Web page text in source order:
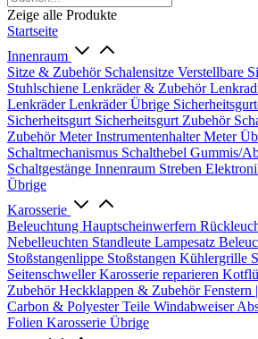
Zeige alle Produkte
Startseite
Innenraum
Sitze & Zubehör Schalensitze Verstellbare
Stuhlschiene Lenkräder & Zubehör
LenkräderLenkräder Übrige
Sicherheitsgurt Sicherheitsgurt Zubehör
ZubehörMeterInstrumentenhalterMeter
Schaltmechanismus Schalthebel Gummis/
Schaltgestänge Innenraum Streben
Übrige
Karosserie
Beleuchtung Hauptscheinwerfern
Nebelleuchten Standleute Lampesatz
Stoßstangenlippe Stoßstangen Kühlergrille
SeitenschwellerKarosserie reparieren
ZubehörHeckklappen & ZubehörFenstern
Carbon & Polyester Teile Windabweiser
Folien Karosserie Übrige